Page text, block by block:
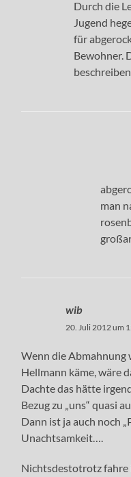
Durch die
Jugend
für
Bewohner.
man
wib
20. Juli 2012 um
Wenn die Abmahnung
Hellmann käme, wäre
Dachte das hätte
Bezug zu „uns“ quasi
Dann ist ja auch noch
Unachtsamkeit….
Nichtsdestotrotz fahre